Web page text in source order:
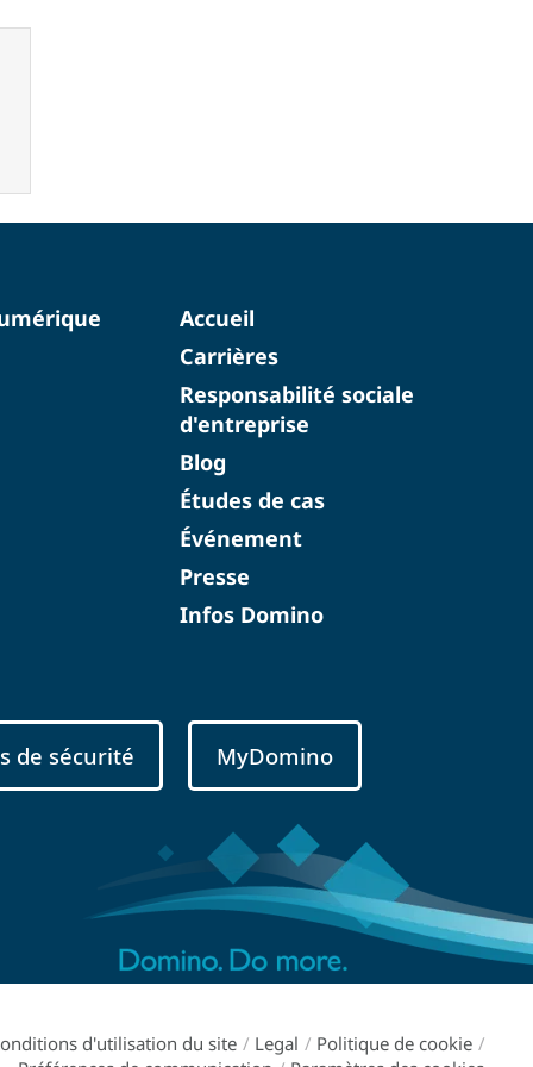
Accueil
Carrières
Responsabilité sociale
d'entreprise
Blog
Études de cas
Événement
Presse
Infos Domino
de sécurité MyDomino
d'utilisation du site / Legal / Politique de cookie /